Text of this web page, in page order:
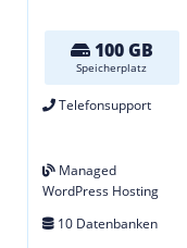
100 GB
Speicherplatz
Telefonsupport
Managed
WordPress Hosting
10 Datenbanken